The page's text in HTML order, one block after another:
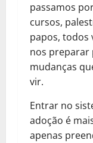
passamos
cursos,
papos, todos
nos preparar
mudanças
vir.
Entrar no
adoção é
apenas